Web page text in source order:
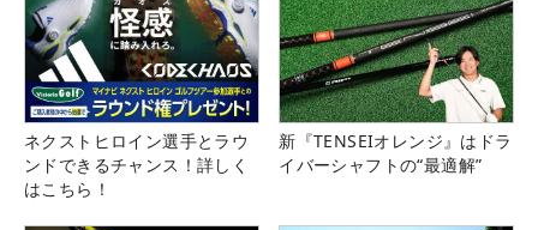
ネクストヒロイン選手とラウ
ンドできるチャンス！詳しく
はこちら！
新『TENSEIオレンジ』はドラ
イバーシャフトの“最適解”